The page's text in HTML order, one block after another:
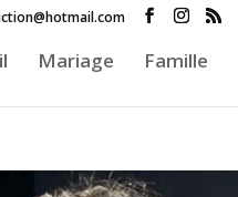
Mariage Famille